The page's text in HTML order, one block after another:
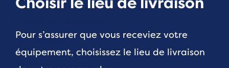
Pour s’assurer que vous receviez votre
équipement, choisissez le lieu de livraison